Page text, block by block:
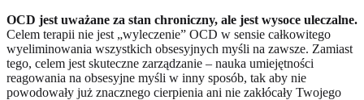
OCD jest uważane za stan chroniczny, ale jest wysoce uleczalne.
Celem terapii nie jest „wyleczenie” OCD w sensie całkowitego
wyeliminowania wszystkich obsesyjnych myśli na zawsze. Zamiast
tego, celem jest skuteczne zarządzanie – nauka umiejętności
reagowania na obsesyjne myśli w inny sposób, tak aby nie
powodowały już znacznego cierpienia ani nie zakłócały Twojego